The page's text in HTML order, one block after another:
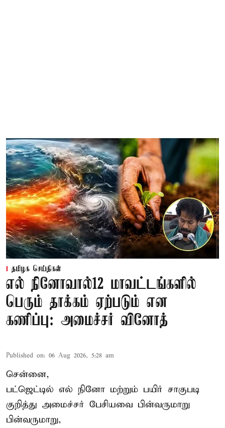
தமிழக செய்திகள்
எல் நினோவால்12 மாவட்டங்களில்
பெரும் தாக்கம் ஏற்படும் என
கணிப்பு: அமைச்சர் வினோத்
Published on: 06 Aug 2026, 5:28 am
சென்னை,
பட்ஜெட்டில் எல் நினோ மற்றும் பயிர் சாகுபடி
குறித்து அமைச்சர் பேசியவை பின்வருமாறு
பின்வருமாறு,